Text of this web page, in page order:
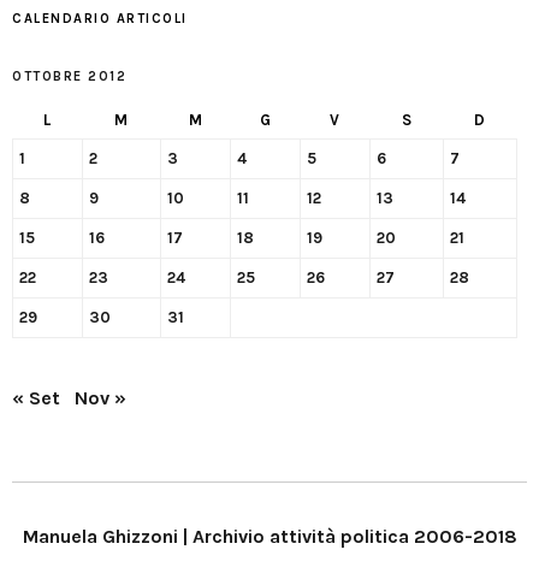
CALENDARIO ARTICOLI
OTTOBRE 2012
L M M G V S D
1 2 3 4 5 6 7
8 9 10 11 12 13 14
15 16 17 18 19 20 21
22 23 24 25 26 27 28
29 30 31
« Set Nov »
Manuela Ghizzoni | Archivio attività politica 2006-2018